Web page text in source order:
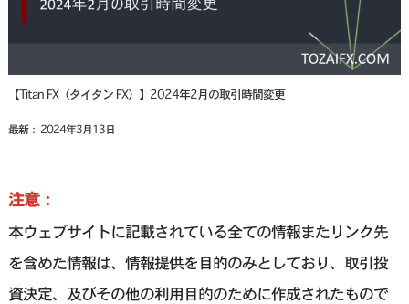
【Titan FX（タイタン FX）】2024年2月の取引時間変更
最新： 2024年3月13日
注意：
本ウェブサイトに記載されている全ての情報またリンク先
を含めた情報は、情報提供を目的のみとしており、取引投
資決定、及びその他の利用目的のために作成されたもので